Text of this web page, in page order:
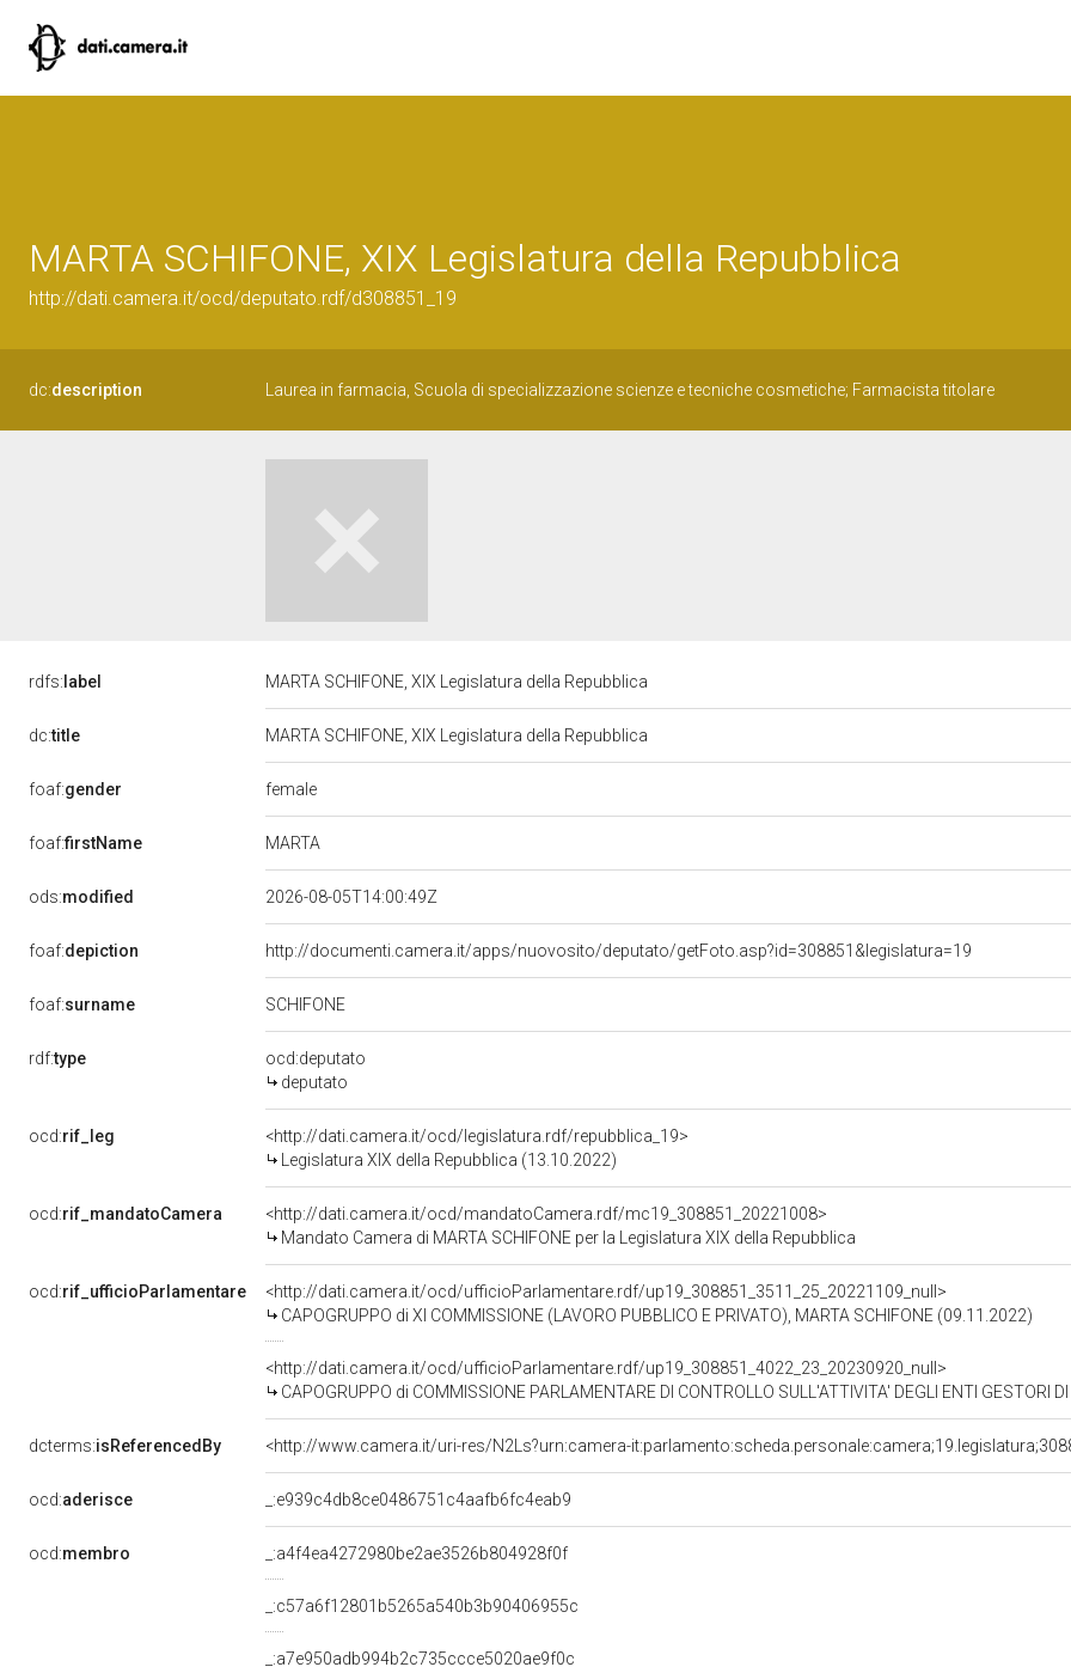
MARTA SCHIFONE, XIX Legislatura della Repubblica
http://dati.camera.it/ocd/deputato.rdf/d308851_19
dc:description Laurea in farmacia, Scuola di specializzazione scienze e tecniche cosmetiche; Farmacista titolare
rdfs: label MARTA SCHIFONE, XIX Legislatura della Repubblica
dc:title MARTA SCHIFONE, XIX Legislatura della Repubblica
foaf:gender female
foaf:firstName MARTA
ods:modified 2026-08-05T14:00:49Z
foaf:depiction http://documenti.camera.it/apps/nuovosito/deputato/getFoto.asp?id=308851&legislatura=19
foaf:surname SCHIFONE
rdf:type
ocd:deputato
deputato
ocd:rif_leg
<http://dati.camera.it/ocd/legislatura.rdf/repubblica_19>
Legislatura XIX della Repubblica (13.10.2022)
ocd:rif_mandatoCamera
<http://dati.camera.it/ocd/mandatoCamera.rdf/mc19_308851_20221008>
Mandato Camera di MARTA SCHIFONE per la Legislatura XIX della Repubblica
ocd:rif_ufficioParlamentare
<http://dati.camera.it/ocd/ufficioParlamentare.rdf/up19_308851_3511_25_20221109_null>
CAPOGRUPPO di XI COMMISSIONE (LAVORO PUBBLICO E PRIVATO), MARTA SCHIFONE (09.11.2022)
<http://dati.camera.it/ocd/ufficioParlamentare.rdf/up19_308851_4022_23_20230920_null>
CAPOGRUPPO di COMMISSIONE PARLAMENTARE DI CONTROLLO SULL'ATTIVITA' DEGLI ENTI GESTORI DI FORME
dcterms:isReferencedBy <http://www.camera.it/uri-res/N2Ls?urn:camera-
ocd:aderisce _:e939c4db8ce0486751c4aafb6fc4eab9
ocd:membro _:a4f4ea4272980be2ae3526b804928f0f
_:c57a6f12801b5265a540b3b90406955c
_:a7e950adb994b2c735ccce5020ae9f0c